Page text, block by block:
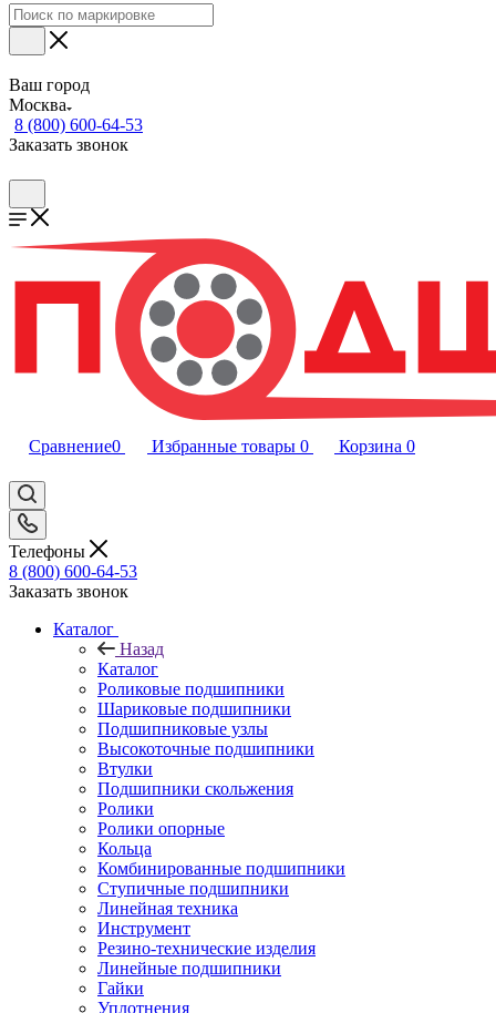
Ваш город
Москва
8 (800) 600-64-53
Заказать звонок
Сравнение0 Избранные товары 0 Корзина 0
Телефоны
8 (800) 600-64-53
Заказать звонок
Каталог
Назад
Каталог
Роликовые подшипники
Шариковые подшипники
Подшипниковые узлы
Высокоточные подшипники
Втулки
Подшипники скольжения
Ролики
Ролики опорные
Кольца
Комбинированные подшипники
Ступичные подшипники
Линейная техника
Инструмент
Резино-технические изделия
Линейные подшипники
Гайки
Уплотнения